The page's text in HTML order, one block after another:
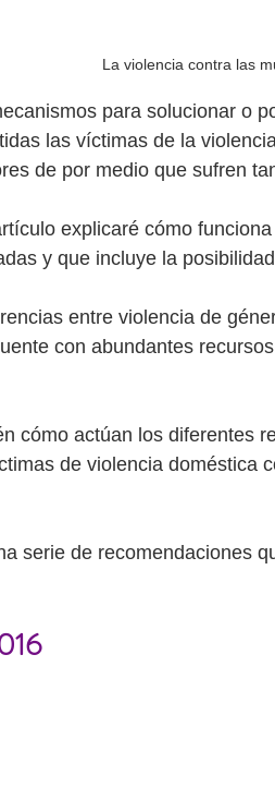
La violencia contra las
para solucionar o
las víctimas de la
de por medio que sufren
explicaré cómo
y que incluye la
entre violencia de
con abundantes
cómo actúan los diferentes
de violencia doméstica
serie de recomendaciones